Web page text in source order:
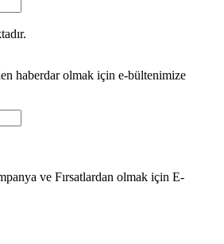
haberdar olmak için e-bültenimize
ve Fırsatlardan olmak için E-